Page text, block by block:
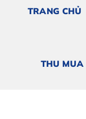
TRANG CHỦ
THU MUA